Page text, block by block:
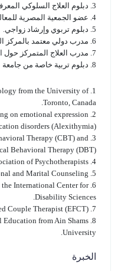
3. دبلوم العلاج السلوكي المعرفي، والعلاج الجدلي السلوكي.
4. عضو الجمعية المصرية للمعالجين النفسيين.
5. دبلوم تربوي وإرشاد زواجي.
6. مدرب دولي معتمد بالمركز الدولي لعلوم الإعاقة.
7. مدرب العلاج المتمركز حول المشاعر للأزواج (EFCT).
8. دبلوم تربية خاصة من جامعة عين شمس.
from the University of
Toronto, Canada.
on emotional expression
disorders (Alexithymia).
Therapy (CBT) and
Behavioral Therapy (DBT).
4. Member of the Egyptian Association of Psychotherapists.
5. Holds a diploma in Educational and Marital Counseling.
the International Center for
Disability Sciences.
7. Trained as an Emotionally Focused Couple Therapist (EFCT).
Education from Ain Shams
University.
الخبرة